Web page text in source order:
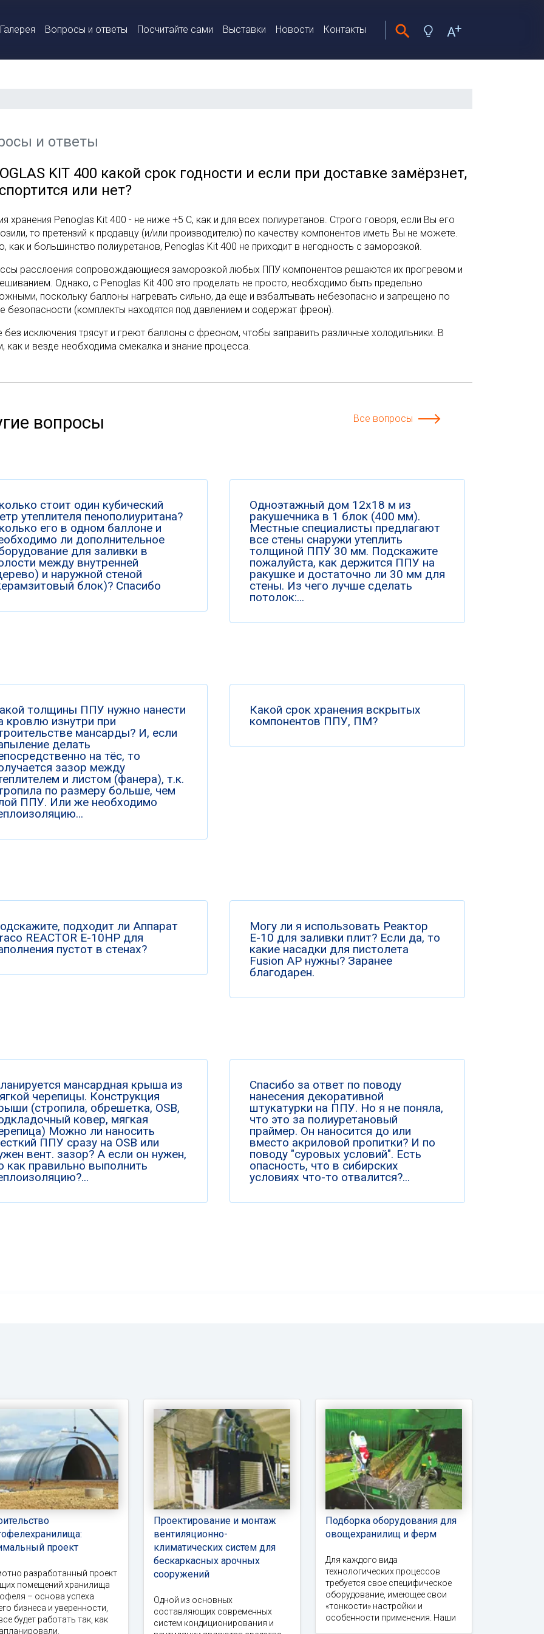
Галерея Вопросы и ответы Посчитайте сами Выставки Новости Контакты
и ответы
KIT 400 какой срок годности и если при доставке замёрзнет,
или нет?
хранения Penoglas Kit 400 - не ниже +5 С, как и для всех полиуретанов. Строго говоря, если Вы его
то претензий к продавцу (и/или производителю) по качеству компонентов иметь Вы не можете.
как и большинство полиуретанов, Penoglas Kit 400 не приходит в негодность с заморозкой.
расслоения сопровождающиеся заморозкой любых ППУ компонентов решаются их прогревом и
Однако, с Penoglas Kit 400 это проделать не просто, необходимо быть предельно
поскольку баллоны нагревать сильно, да еще и взбалтывать небезопасно и запрещено по
безопасности (комплекты находятся под давлением и содержат фреон).
без исключения трясут и греют баллоны с фреоном, чтобы заправить различные холодильники. В
как и везде необходима смекалка и знание процесса.
вопросы Все вопросы
стоит один кубический
утеплителя пенополиуритана?
его в одном баллоне и
ли дополнительное
для заливки в
между внутренней
и наружной стеной
блок)? Спасибо
Одноэтажный дом 12х18 м из
ракушечника в 1 блок (400 мм).
Местные специалисты предлагают
все стены снаружи утеплить
толщиной ППУ 30 мм. Подскажите
пожалуйста, как держится ППУ на
ракушке и достаточно ли 30 мм для
стены. Из чего лучше сделать
потолок:...
толщины ППУ нужно нанести
кровлю изнутри при
мансарды? И, если
делать
на тёс, то
зазор между
и листом (фанера), т.к.
по размеру больше, чем
ППУ. Или же необходимо
Какой срок хранения вскрытых
компонентов ППУ, ПМ?
подходит ли Аппарат
REACTOR E-10HP для
пустот в стенах?
Могу ли я использовать Реактор
Е-10 для заливки плит? Если да, то
какие насадки для пистолета
Fusion AP нужны? Заранее
благодарен.
мансардная крыша из
черепицы. Конструкция
(стропила, обрешетка, OSB,
ковер, мягкая
Можно ли наносить
ППУ сразу на OSB или
вент. зазор? А если он нужен,
как правильно выполнить
Спасибо за ответ по поводу
нанесения декоративной
штукатурки на ППУ. Но я не поняла,
что это за полиуретановый
праймер. Он наносится до или
вместо акриловой пропитки? И по
поводу "суровых условий". Есть
опасность, что в сибирских
условиях что-то отвалится?...
проект
разработанный проект
помещений хранилища
– основа успеха
бизнеса и уверенности,
будет работать так, как
Проектирование и монтаж
вентиляционно-
климатических систем для
бескаркасных арочных
сооружений
Одной из основных
составляющих современных
систем кондиционирования и
Подборка оборудования для
овощехранилищ и ферм
Для каждого вида
технологических процессов
требуется свое специфическое
оборудование, имеющее свои
«тонкости» настройки и
особенности применения. Наши